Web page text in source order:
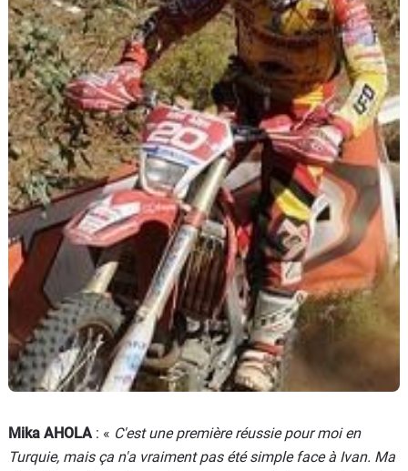
Mika AHOLA: « C'est une première réussie pour moi en
Turquie, mais ça n'a vraiment pas été simple face à Ivan. Ma